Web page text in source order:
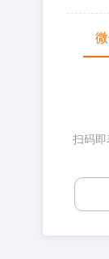
习，历年真题
扫码